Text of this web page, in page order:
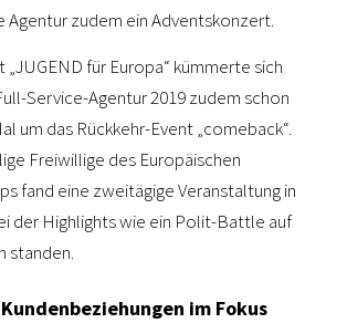
Agentur zudem ein Adventskonzert.
„JUGEND für Europa“ kümmerte sich
Service-Agentur 2019 zudem schon
um das Rückkehr-Event „comeback“.
Freiwillige des Europäischen
fand eine zweitägige Veranstaltung in
der Highlights wie ein Polit-Battle auf
standen.
im Fokus